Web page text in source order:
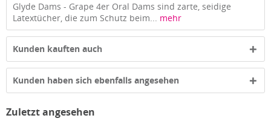
Glyde Dams - Grape 4er Oral Dams sind zarte, seidige
Latextücher, die zum Schutz beim... mehr
Kunden kauften auch
Kunden haben sich ebenfalls angesehen
Zuletzt angesehen